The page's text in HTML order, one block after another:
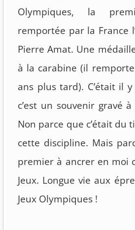
Olympiques, la
remportée par la France
Pierre Amat. Une
à la carabine (il
ans plus tard). C’était il
c’est un souvenir gravé
Non parce que c’était du
cette discipline. Mais
premier à ancrer en moi
Jeux. Longue vie aux
Jeux Olympiques !